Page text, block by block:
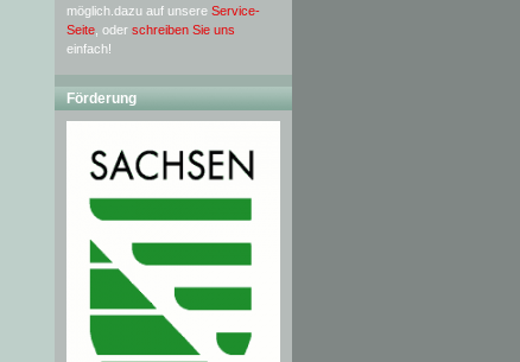
möglich.dazu auf unsere Service-
Seite , oder schreiben Sie uns
einfach!
Förderung